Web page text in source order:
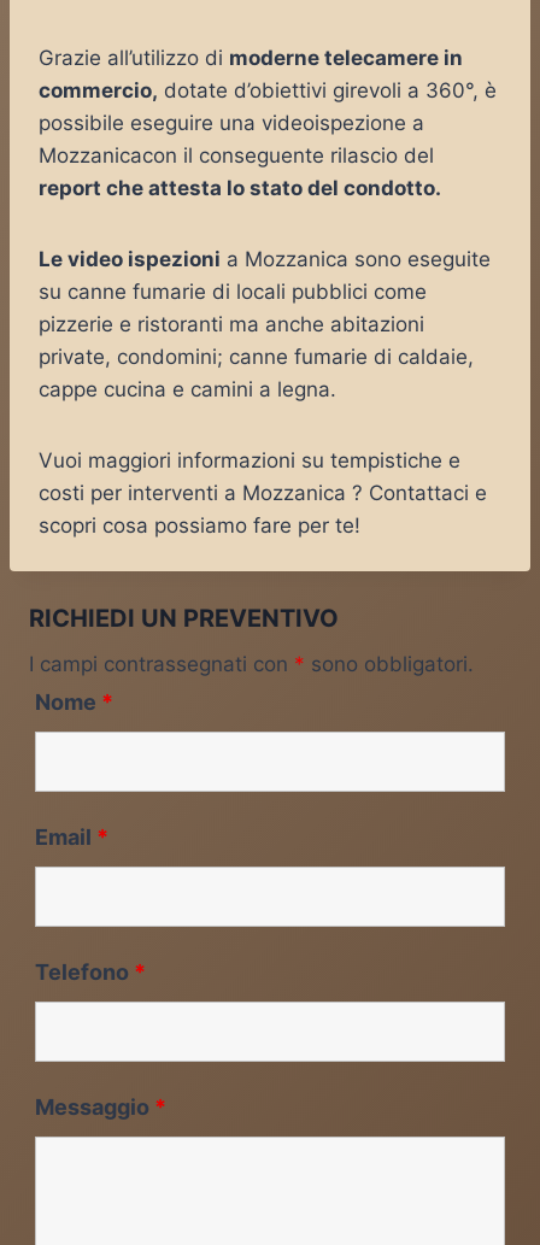
Grazie all’utilizzo di moderne telecamere in
commercio, dotate d’obiettivi girevoli a 360°, è
possibile eseguire una videoispezione a
Mozzanicacon il conseguente rilascio del
report che attesta lo stato del condotto.
Le video ispezioni a Mozzanica sono eseguite
su canne fumarie di locali pubblici come
pizzerie e ristoranti ma anche abitazioni
private, condomini; canne fumarie di caldaie,
cappe cucina e camini a legna.
Vuoi maggiori informazioni su tempistiche e
costi per interventi a Mozzanica ? Contattaci e
scopri cosa possiamo fare per te!
RICHIEDI UN PREVENTIVO
I campi contrassegnati con * sono obbligatori.
Nome *
Email *
Telefono *
Messaggio *